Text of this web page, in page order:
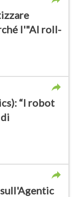
l'"AI roll-
“I robot